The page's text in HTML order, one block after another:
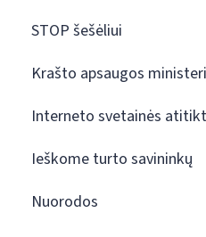
STOP šešėliui
Krašto apsaugos
Interneto svetainės
Ieškome turto savininkų
Nuorodos